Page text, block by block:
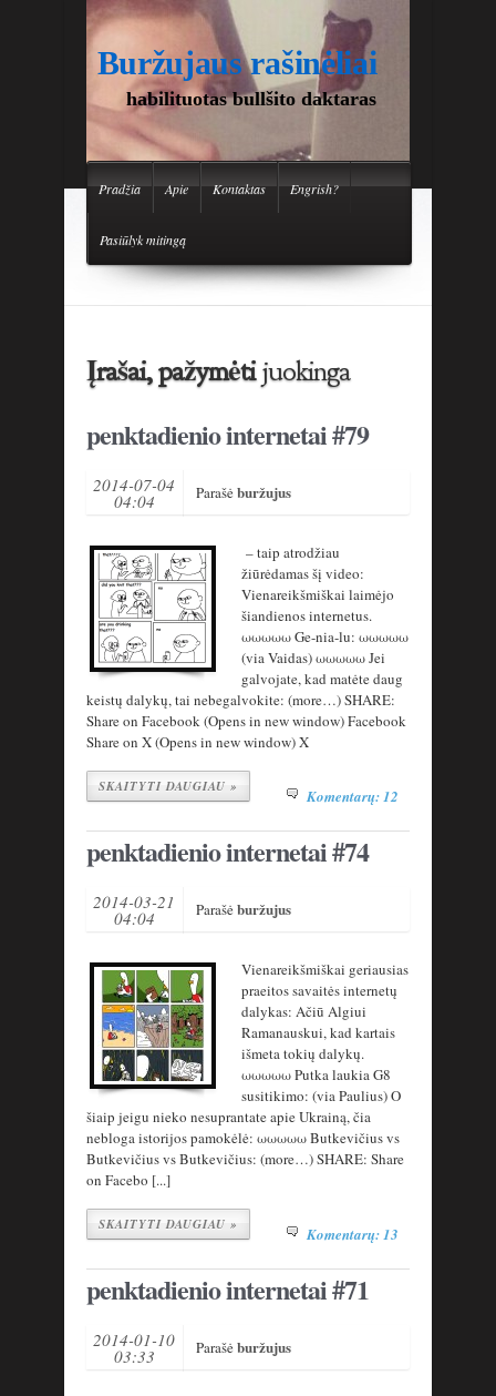
Buržujaus rašinėliai
habilituotas bullšito daktaras
Pradžia Apie Kontaktas Engrish?
Pasiūlyk mitingą
Įrašai, pažymėtijuokinga
penktadienio internetai #79
2014-07-04
04:04 Parašėburžujus
– taip atrodžiau
žiūrėdamas šį video:
Vienareikšmiškai laimėjo
šiandienos internetus.
ωωωωω Ge-nia-lu: ωωωωω
(via Vaidas) ωωωωω Jei
galvojate, kad matėte daug
keistų dalykų, tai nebegalvokite: (more…) SHARE:
Share on Facebook (Opens in new window) Facebook
Share on X (Opens in new window) X
SKAITYTI DAUGIAU » Komentarų: 12
penktadienio internetai #74
2014-03-21
04:04 Parašėburžujus
Vienareikšmiškai geriausias
praeitos savaitės internetų
dalykas: Ačiū Algiui
Ramanauskui, kad kartais
išmeta tokių dalykų.
ωωωωω Putka laukia G8
susitikimo: (via Paulius) O
šiaip jeigu nieko nesuprantate apie Ukrainą, čia
nebloga istorijos pamokėlė: ωωωωω Butkevičius vs
Butkevičius vs Butkevičius: (more…) SHARE: Share
on Facebo [...]
SKAITYTI DAUGIAU » Komentarų: 13
penktadienio internetai #71
2014-01-10
03:33 Parašėburžujus